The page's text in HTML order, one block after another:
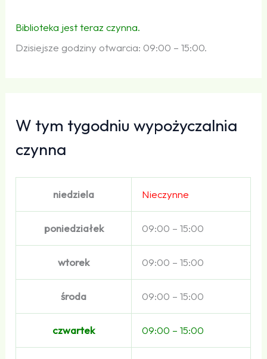
Biblioteka jest teraz czynna.
Dzisiejsze godziny otwarcia: 09:00 – 15:00.
W tym tygodniu wypożyczalnia
czynna
niedziela Nieczynne
poniedziałek 09:00 – 15:00
wtorek 09:00 – 15:00
środa 09:00 – 15:00
czwartek 09:00 – 15:00